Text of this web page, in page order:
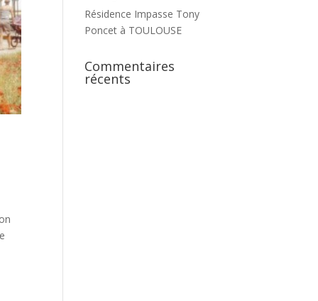
Résidence Impasse Tony
Poncet à TOULOUSE
Commentaires
récents